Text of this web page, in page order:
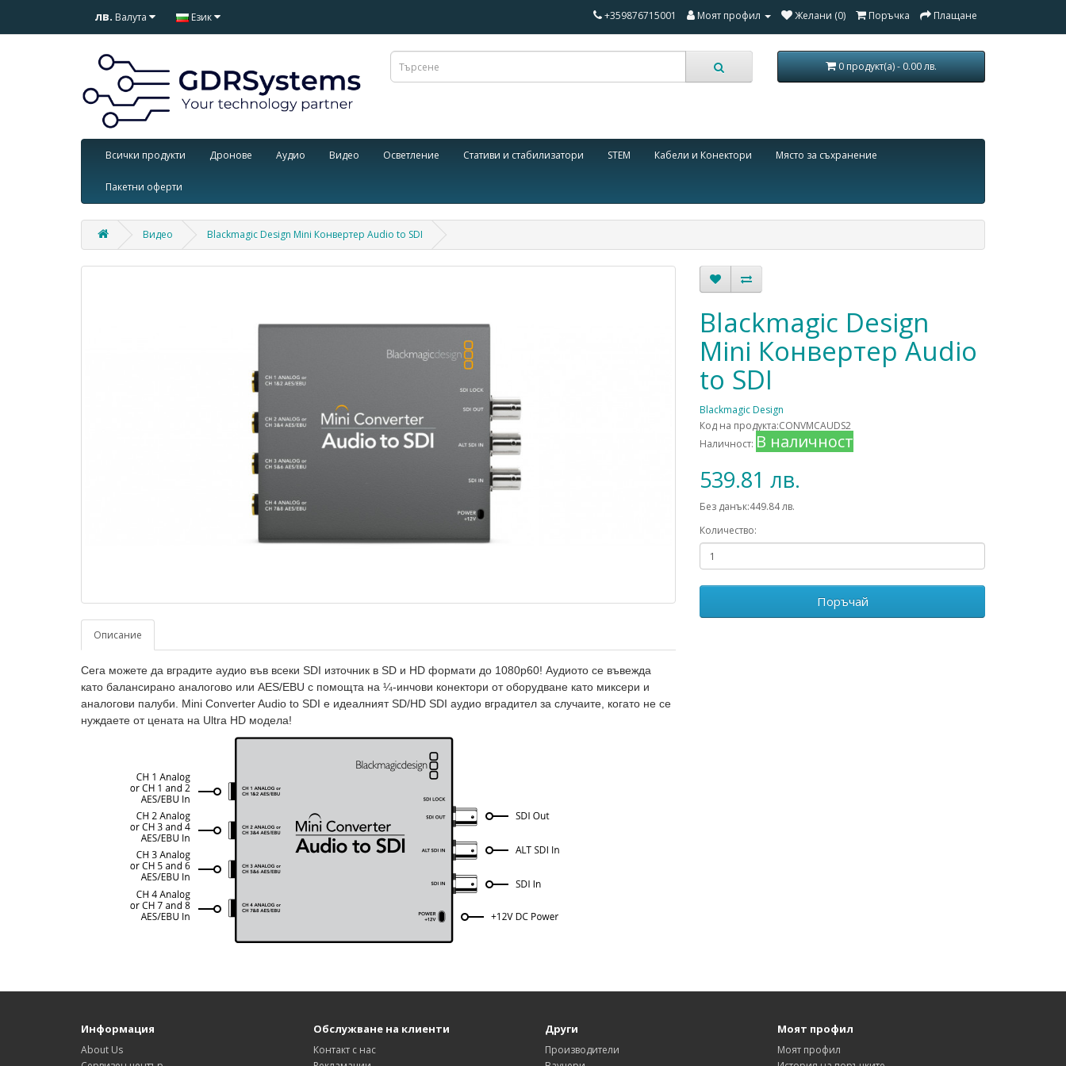
лв. Валута Език +359876715001 Моят профил Желани (0) Поръчка Плащане
0 продукт(а) - 0.00 лв.
Всички продукти Дронове Аудио Видео Осветление Стативи и стабилизатори STEM Кабели и Конектори Място за съхранение
Пакетни оферти
Видео Blackmagic Design Mini Конвертер Audio to SDI
Описание
Сега можете да вградите аудио във всеки SDI източник в SD и HD формати до 1080p60! Аудиото се въвежда
като балансирано аналогово или AES/EBU с помощта на ¼-инчови конектори от оборудване като миксери и
аналогови палуби. Mini Converter Audio to SDI е идеалният SD/HD SDI аудио вградител за случаите, когато не се
нуждаете от цената на Ultra HD модела!
Blackmagic Design
Mini Конвертер Audio
to SDI
Blackmagic Design
Код на продукта:CONVMCAUDS2
Наличност: В наличност
539.81 лв.
Без данък:449.84 лв.
Количество:
Поръчай
Информация
About Us
Обслужване на клиенти
Контакт с нас
Други
Производители
Моят профил
Моят профил